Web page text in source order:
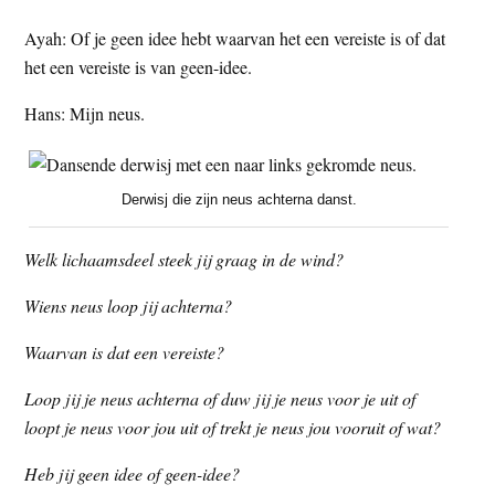
Ayah: Of je geen idee hebt waarvan het een vereiste is of dat
het een vereiste is van geen-idee.
Hans: Mijn neus.
Derwisj die zijn neus achterna danst.
Welk lichaamsdeel steek jij graag in de wind?
Wiens neus loop jij achterna?
Waarvan is dat een vereiste?
Loop jij je neus achterna of duw jij je neus voor je uit of
loopt je neus voor jou uit of trekt je neus jou vooruit of wat?
Heb jij geen idee of geen-idee?